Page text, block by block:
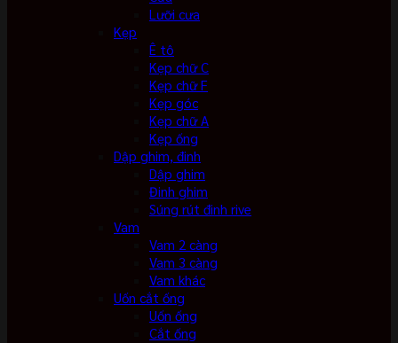
Lưỡi cưa
Kẹp
Ê tô
Kẹp chữ C
Kẹp chữ F
Kẹp góc
Kẹp chữ A
Kẹp ống
Dập ghim, đinh
Dập ghim
Đinh ghim
Súng rút đinh rive
Vam
Vam 2 càng
Vam 3 càng
Vam khác
Uốn cắt ống
Uốn ống
Cắt ống